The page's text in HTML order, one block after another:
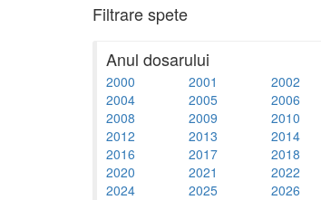
Filtrare spete
Anul dosarului
2000 2001 2002
2004
2005 2006
2008
2009 2010
2012
2013 2014
2016
2017 2018
2020
2021 2022
2024
2025 2026